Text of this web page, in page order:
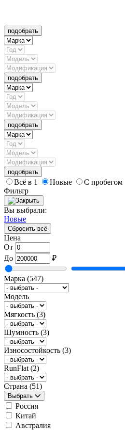
подобрать
подобрать
подобрать
подобрать
Всё в 1 Новые
С пробегом
Фильтр
Вы выбрали:
Новые
Сбросить всё
Цена
От
До
₽
Марка (547)
Модель
Мягкость (3)
Шумность (3)
Износостойкость (3)
RunFlat (2)
Страна (51)
Выбрать
Россия
Китай
Австралия